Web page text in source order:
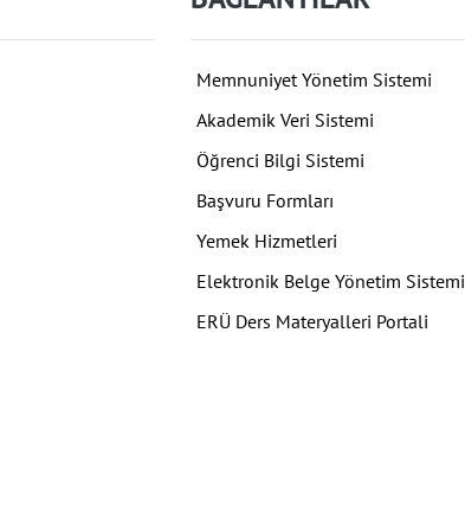
Memnuniyet Yönetim Sistemi
Akademik Veri Sistemi
Öğrenci Bilgi Sistemi
Başvuru Formları
Yemek Hizmetleri
Elektronik Belge Yönetim Sistemi
ERÜ Ders Materyalleri Portali